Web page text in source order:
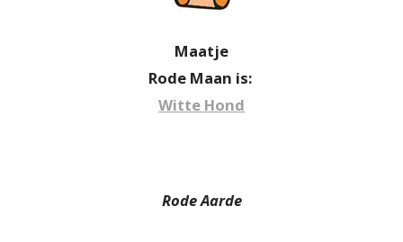
Maatje
Rode Maan is:
Witte Hond
Rode Aarde